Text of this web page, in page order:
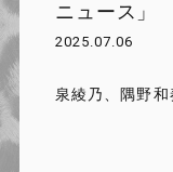
ニュース」
2025.07.06
泉綾乃、隅野